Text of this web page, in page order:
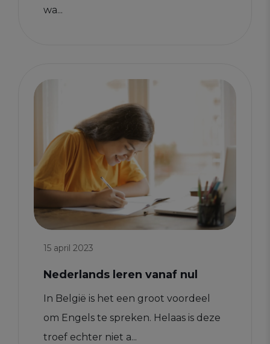
wa...
15 april 2023
Nederlands leren vanaf nul
In België is het een groot voordeel
om Engels te spreken. Helaas is deze
troef echter niet a...